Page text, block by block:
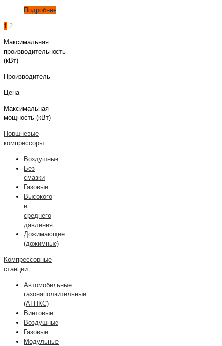
Подробнее
1 2
Максимальная
производительность
(кВт)
Производитель
Цена
Максимальная
мощность (кВт)
Поршневые
компрессоры
Воздушные
Без
смазки
Газовые
Высокого
и
среднего
давления
Дожимающие
(дожимные)
Компрессорные
станции
Автомобильные
газонаполнительные
(АГНКС)
Винтовые
Воздушные
Газовые
Модульные